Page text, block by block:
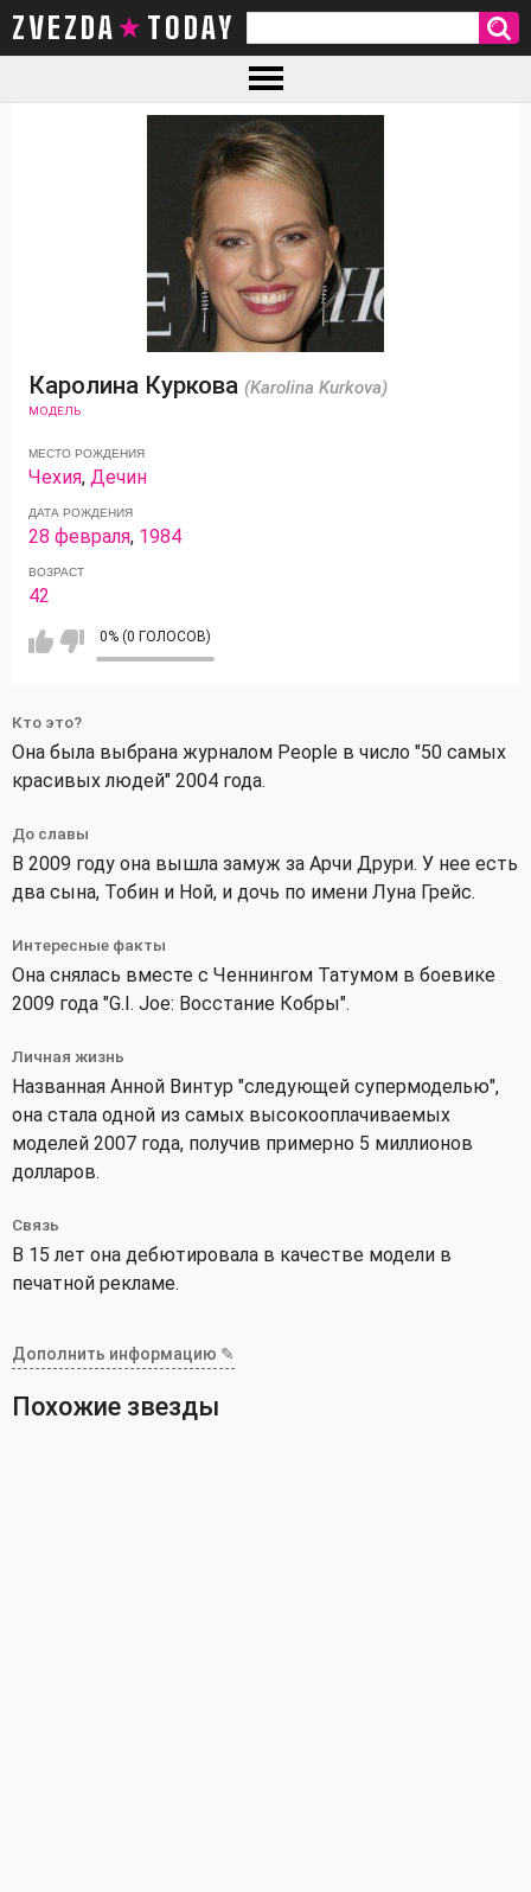
ZVEZDA TODAY
Каролина Куркова (Karolina Kurkova)
МОДЕЛЬ
МЕСТО РОЖДЕНИЯ
Чехия, Дечин
ДАТА РОЖДЕНИЯ
28 февраля, 1984
ВОЗРАСТ
42
0% (0 ГОЛОСОВ)
Кто это?
Она была выбрана журналом People в число "50 самых
красивых людей" 2004 года.
До славы
В 2009 году она вышла замуж за Арчи Друри. У нее есть
два сына, Тобин и Ной, и дочь по имени Луна Грейс.
Интересные факты
Она снялась вместе с Ченнингом Татумом в боевике
2009 года "G.I. Joe: Восстание Кобры".
Личная жизнь
Названная Анной Винтур "следующей супермоделью",
она стала одной из самых высокооплачиваемых
моделей 2007 года, получив примерно 5 миллионов
долларов.
Связь
В 15 лет она дебютировала в качестве модели в
печатной рекламе.
Дополнить информацию ✎
Похожие звезды